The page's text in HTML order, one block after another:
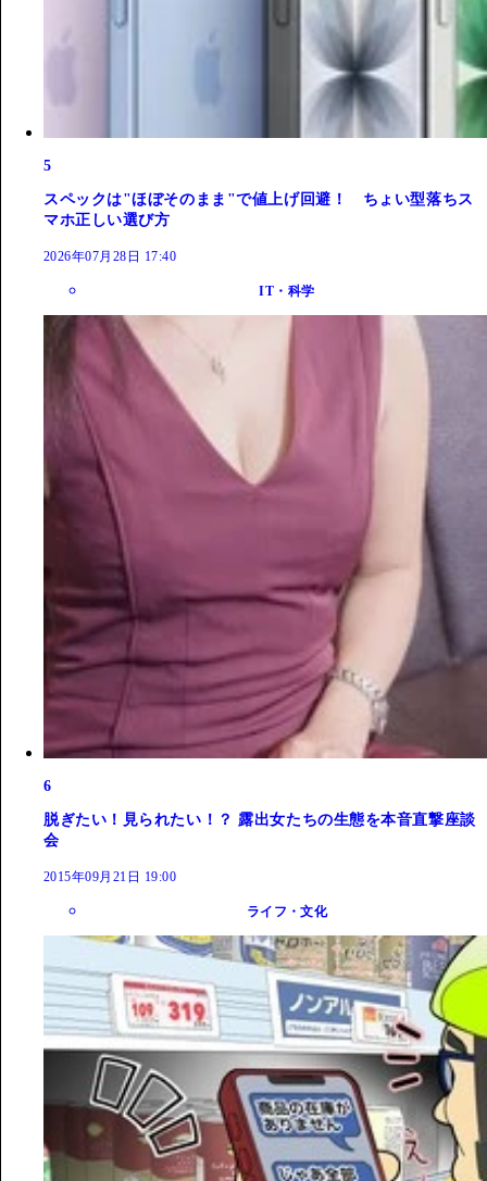
5
スペックは"ほぼそのまま"で値上げ回避！ ちょい型落ちス
マホ正しい選び方
2026年07月28日 17:40
IT・科学
6
脱ぎたい！見られたい！？ 露出女たちの生態を本音直撃座談
会
2015年09月21日 19:00
ライフ・文化